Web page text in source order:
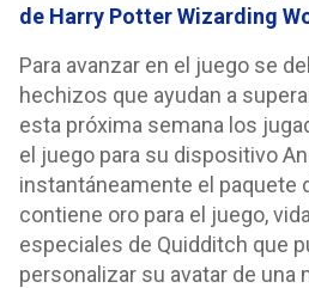
de Harry Potter Wizarding
Para avanzar en el juego se
hechizos que ayudan a
esta próxima semana los
el juego para su dispositivo
instantáneamente el paquete
contiene oro para el juego,
especiales de Quidditch que
personalizar su avatar de una